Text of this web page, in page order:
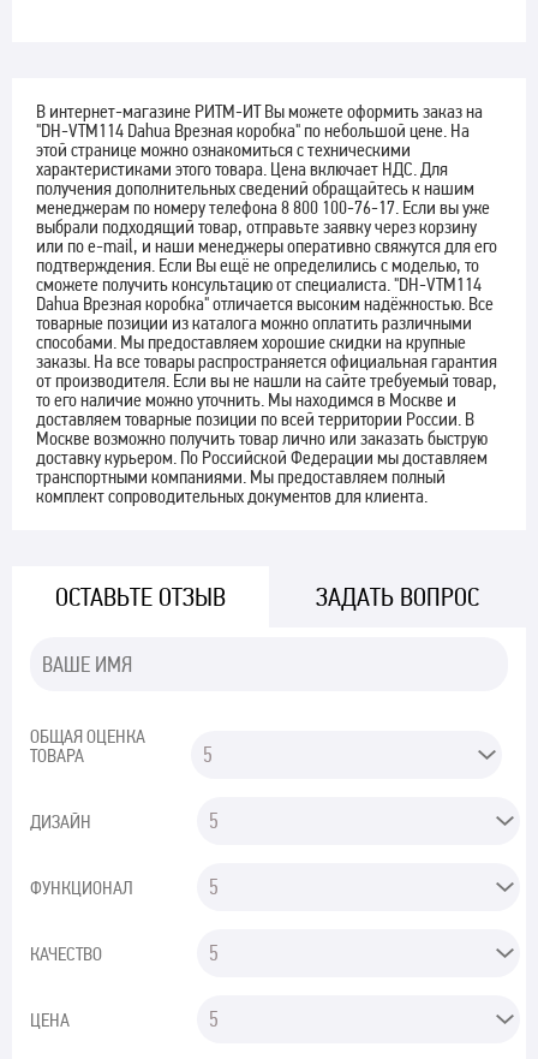
В интернет-магазине РИТМ-ИТ Вы можете оформить заказ на
"DH-VTM114 Dahua Врезная коробка" по небольшой цене. На
этой странице можно ознакомиться с техническими
характеристиками этого товара. Цена включает НДС. Для
получения дополнительных сведений обращайтесь к нашим
менеджерам по номеру телефона 8 800 100-76-17. Если вы уже
выбрали подходящий товар, отправьте заявку через корзину
или по e-mail, и наши менеджеры оперативно свяжутся для его
подтверждения. Если Вы ещё не определились с моделью, то
сможете получить консультацию от специалиста. "DH-VTM114
Dahua Врезная коробка" отличается высоким надёжностью. Все
товарные позиции из каталога можно оплатить различными
способами. Мы предоставляем хорошие скидки на крупные
заказы. На все товары распространяется официальная гарантия
от производителя. Если вы не нашли на сайте требуемый товар,
то его наличие можно уточнить. Мы находимся в Москве и
доставляем товарные позиции по всей территории России. В
Москве возможно получить товар лично или заказать быструю
доставку курьером. По Российской Федерации мы доставляем
транспортными компаниями. Мы предоставляем полный
комплект сопроводительных документов для клиента.
ОСТАВЬТЕ ОТЗЫВ ЗАДАТЬ ВОПРОС
ОБЩАЯ ОЦЕНКА
ТОВАРА
ДИЗАЙН
ФУНКЦИОНАЛ
КАЧЕСТВО
ЦЕНА